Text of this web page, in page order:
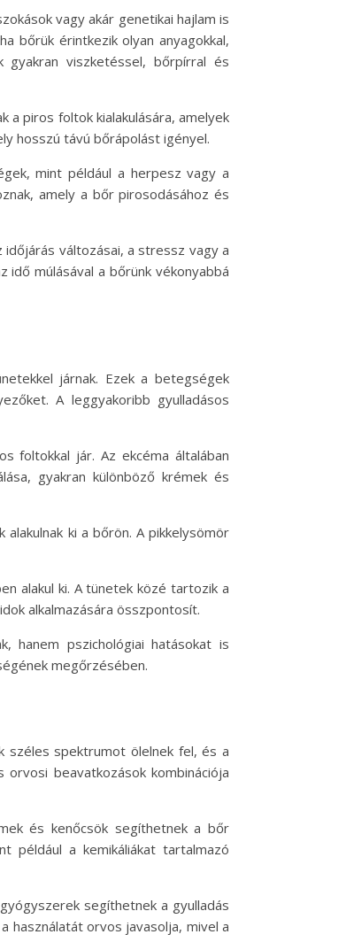
vagy akár genetikai hajlam is
bőrük érintkezik olyan anyagokkal,
gyakran viszketéssel, bőrpírral és
a piros foltok kialakulására, amelyek
hosszú távú bőrápolást igényel.
mint például a herpesz vagy a
amely a bőr pirosodásához és
változásai, a stressz vagy a
idő múlásával a bőrünk vékonyabbá
járnak. Ezek a betegségek
A leggyakoribb gyulladásos
foltokkal jár. Az ekcéma általában
gyakran különböző krémek és
ki a bőrön. A pikkelysömör
alakul ki. A tünetek közé tartozik a
alkalmazására összpontosít.
hanem pszichológiai hatásokat is
megőrzésében.
széles spektrumot ölelnek fel, és a
beavatkozások kombinációja
és kenőcsök segíthetnek a bőr
például a kemikáliákat tartalmazó
segíthetnek a gyulladás
használatát orvos javasolja, mivel a